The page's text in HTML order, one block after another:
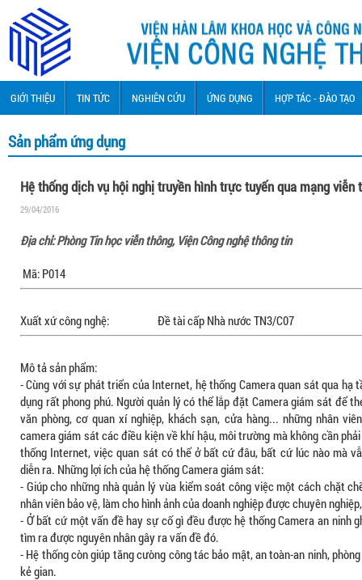
GIỚI THIỆU TIN TỨC NGHIÊN CỨU ỨNG DỤNG HỢP TÁC - ĐÀO TẠO
Sản phẩm ứng dụng
Hệ thống dịch vụ hội nghị truyền hình trực tuyến qua mạng viễn
29/04/2016
Địa chỉ: Phòng Tin học viễn thông, Viện Công nghệ thông tin
Mã: P014
Xuất xứ công nghệ: Đề tài cấp Nhà nước TN3/C07
Mô tả sản phẩm:
- Cùng với sự phát triển của Internet, hệ thống Camera quan sát qua hạ
dụng rất phong phú. Người quản lý có thể lắp đặt Camera giám sát để
văn phòng, cơ quan xí nghiệp, khách sạn, cửa hàng... những nhân
camera giám sát các điều kiện về khí hậu, môi trường mà không cần
thống Internet, việc quan sát có thể ở bất cứ đâu, bất cứ lúc nào mà
diễn ra. Những lợi ích của hệ thống Camera giám sát:
- Giúp cho những nhà quản lý vùa kiểm soát công việc một cách chặt
nhân viên bảo vệ, làm cho hình ảnh của doanh nghiệp được chuyên
- Ở bất cứ một vấn đề hay sự cố gì đều được hệ thống Camera an ninh
tìm ra được nguyên nhân gây ra vấn đề đó.
- Hệ thống còn giúp tăng cưòng công tác bảo mật, an toàn-an ninh,
kẻ gian.